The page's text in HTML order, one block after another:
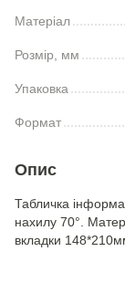
Матеріал
Розмір, мм
Упаковка
Формат
Опис
Табличка
нахилу 70°.
вкладки